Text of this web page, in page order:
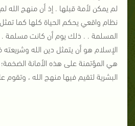
لم يمكن لأمة قبلها . إذ أن منهج الله
نظام واقعي يحكم الحياة كلها كما
المسلمة . . ذلك يوم أن كانت مسلمة .
الإسلام هو أن يتمثل دين الله وشريعته
هي المؤتمنة على هذه الأمانة
البشرية لتقيم فيها منهج الله ، وتقوم